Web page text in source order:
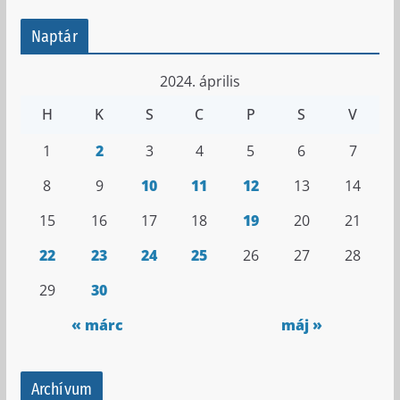
Naptár
2024. április
H
K S C P S V
« márc máj »
1 2 3 4 5 6
7
8
9 10 11 12 13
14
15
16 17 18 19 20
21
22
23 24 25 26 27
28
29
30
Archívum